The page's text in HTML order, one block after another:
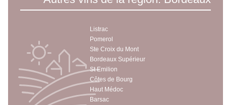
Listrac
Pomerol
Ste Croix du Mont
Bordeaux Supérieur
St Emilion
Côtes de Bourg
Haut Médoc
Barsac